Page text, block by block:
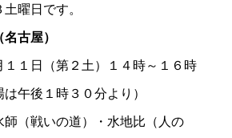
曜日です。
古屋）
１日（第２土）１４時～１６時
後１時３０分より）
（戦いの道）・水地比（人の